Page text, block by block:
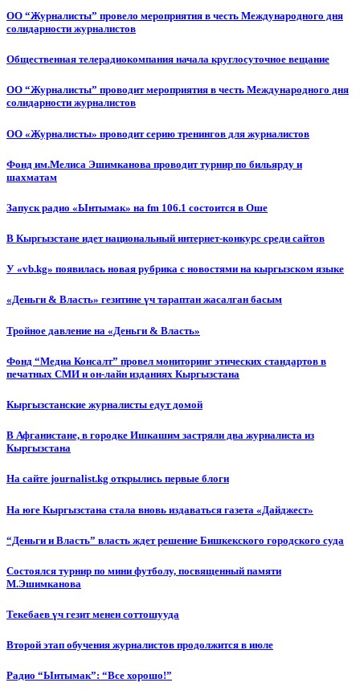
ОО “Журналисты” провело мероприятия в честь Международного дня
солидарности журналистов
Общественная телерадиокомпания начала круглосуточное вещание
ОО “Журналисты” проводит мероприятия в честь Международного дня
солидарности журналистов
ОО «Журналисты» проводит серию тренингов для журналистов
Фонд им.Мелиса Эшимканова проводит турнир по бильярду и
шахматам
Запуск радио «Ынтымак» на fm 106.1 состоится в Оше
В Кыргызстане идет национальный интернет-конкурс среди сайтов
У «vb.kg» появилась новая рубрика с новостями на кыргызском языке
«Деньги & Власть» гезитине үч тараптан жасалган басым
Тройное давление на «Деньги & Власть»
Фонд “Медиа Консалт” провел мониторинг этических стандартов в
печатных СМИ и он-лайн изданиях Кыргызстана
Кыргызстанские журналисты едут домой
В Афганистане, в городке Ишкашим застряли два журналиста из
Кыргызстана
На сайте journalist.kg открылись первые блоги
На юге Кыргызстана стала вновь издаваться газета «Дайджест»
“Деньги и Власть” власть ждет решение Бишкекского городского суда
Состоялся турнир по мини футболу, посвященный памяти
М.Эшимканова
Текебаев үч гезит менен соттошууда
Второй этап обучения журналистов продолжится в июле
Радио “Ынтымак”: “Все хорошо!”